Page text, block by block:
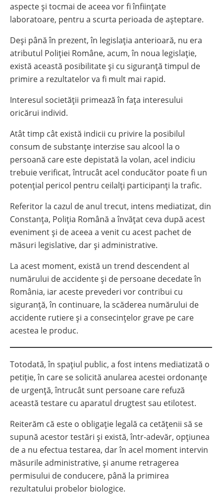
aspecte și tocmai de aceea vor fi înființate
laboratoare, pentru a scurta perioada de așteptare.
Deși până în prezent, în legislația anterioară, nu era
atributul Poliției Române, acum, în noua legislație,
există această posibilitate și cu siguranță timpul de
primire a rezultatelor va fi mult mai rapid.
Interesul societății primează în fața interesului
oricărui individ.
Atât timp cât există indicii cu privire la posibilul
consum de substanțe interzise sau alcool la o
persoană care este depistată la volan, acel indiciu
trebuie verificat, întrucât acel conducător poate fi un
potențial pericol pentru ceilalți participanți la trafic.
Referitor la cazul de anul trecut, intens mediatizat, din
Constanța, Poliția Română a învățat ceva după acest
eveniment și de aceea a venit cu acest pachet de
măsuri legislative, dar și administrative.
La acest moment, există un trend descendent al
numărului de accidente și de persoane decedate în
România, iar aceste prevederi vor contribui cu
siguranță, în continuare, la scăderea numărului de
accidente rutiere și a consecințelor grave pe care
acestea le produc.
Totodată, în spațiul public, a fost intens mediatizată o
petiție, în care se solicită anularea acestei ordonanțe
de urgență, întrucât sunt persoane care refuză
această testare cu aparatul drugtest sau etilotest.
Reiterăm că este o obligație legală ca cetățenii să se
supună acestor testări și există, într-adevăr, opțiunea
de a nu efectua testarea, dar în acel moment intervin
măsurile administrative, și anume retragerea
permisului de conducere, până la primirea
rezultatului probelor biologice.